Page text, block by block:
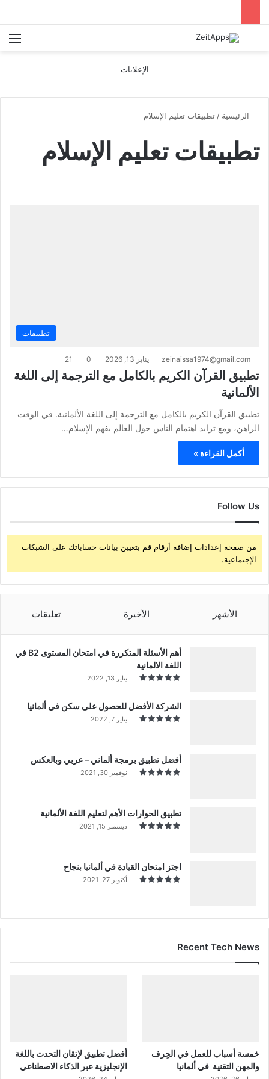
بحث عن
الإعلانات
الرئيسية / تطبيقات تعليم الإسلام
تطبيقات تعليم الإسلام
تطبيقات
zeinaissa1974@gmail.com يناير 13, 2026 0
21
تطبيق القرآن الكريم بالكامل مع الترجمة إلى اللغة
الألمانية
تطبيق القرآن الكريم بالكامل مع الترجمة إلى اللغة الألمانية. في الوقت
الراهن، ومع تزايد اهتمام الناس حول العالم بفهم الإسلام…
أكمل القراءة »
Follow Us
من صفحة إعدادات إضافة أرقام قم بتعيين بيانات حساباتك على الشبكات
الإجتماعية.
الأشهر الأخيرة تعليقات
أهم الأسئلة المتكررة في امتحان المستوى B2 في
اللغة الالمانية
يناير 13, 2022
الشركة الأفضل للحصول على سكن في ألمانيا
يناير 7, 2022
أفضل تطبيق برمجة ألماني – عربي وبالعكس
نوفمبر 30, 2021
تطبيق الحوارات الأهم لتعليم اللغة الألمانية
ديسمبر 15, 2021
اجتز امتحان القيادة في ألمانيا بنجاح
أكتوبر 27, 2021
Recent Tech News
خمسة أسباب للعمل في الحِرف
والمهن التقنية في ألمانيا
أفضل تطبيق لإتقان التحدث باللغة
الإنجليزية عبر الذكاء الاصطناعي